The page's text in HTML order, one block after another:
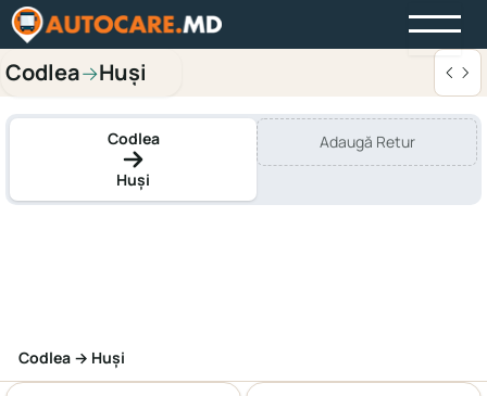
Codlea→Huși
Codlea
Huși
Adaugă Retur
Codlea → Huși